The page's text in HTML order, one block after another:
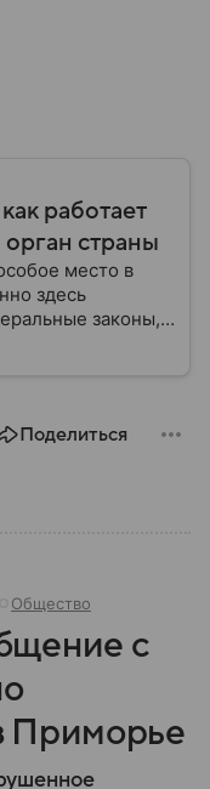
работает
страны
место в
здесь
законы,
экономики и
какие
Поделиться
Общество
с
Приморье